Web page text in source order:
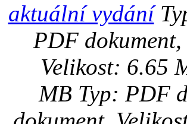
aktuální vydání
PDF
Velikost: 6.65
MB Typ: PDF